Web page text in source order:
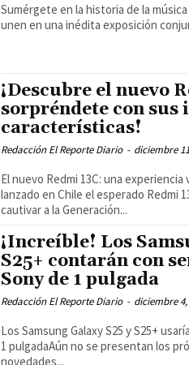
Sumérgete en la historia de la
unen en una inédita exposición
¡Descubre el nuevo
sorpréndete con sus
características!
Redacción El Reporte Diario - diciembre
El nuevo Redmi 13C: una
lanzado en Chile el esperado Redmi
cautivar a la Generación...
¡Increíble! Los
S25+ contarán con
Sony de 1 pulgada
Redacción El Reporte Diario - diciembre 4,
Los Samsung Galaxy S25 y S25+
1 pulgadaAún no se presentan los
novedades...